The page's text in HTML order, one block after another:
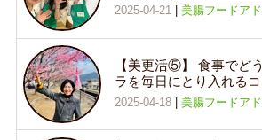
2025-04-21| 美腸フードア
【美更活⑤】 食事でど
ラを毎日にとり入れる
2025-04-18| 美腸フードア